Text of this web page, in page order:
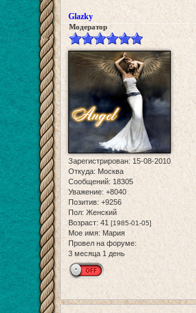
Glazky
Модератор
Зарегистрирован: 15-08-2010
Откуда: Москва
Сообщений: 18305
Уважение: +8040
Позитив: +9256
Пол: Женский
Возраст: 41 [1985-01-05]
Мое имя: Мария
Провел на форуме:
3 месяца 1 день